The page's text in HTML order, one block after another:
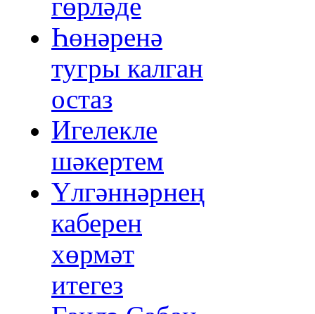
гөрләде
Һөнәренә
тугры калган
остаз
Игелекле
шәкертем
Үлгәннәрнең
каберен
хөрмәт
итегез